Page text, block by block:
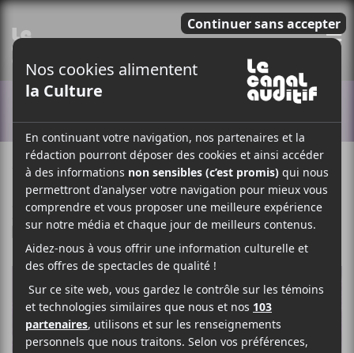
14 MAI 2025
PARLOUIS-PHILIPPE LABRÈCHE
/ FESTIVAL
/ MÉTAL / INDUSTRIEL
F
A
C
E
B
O
K
T
W
I
T
T
E
P
A
R
T
A
G
E
R